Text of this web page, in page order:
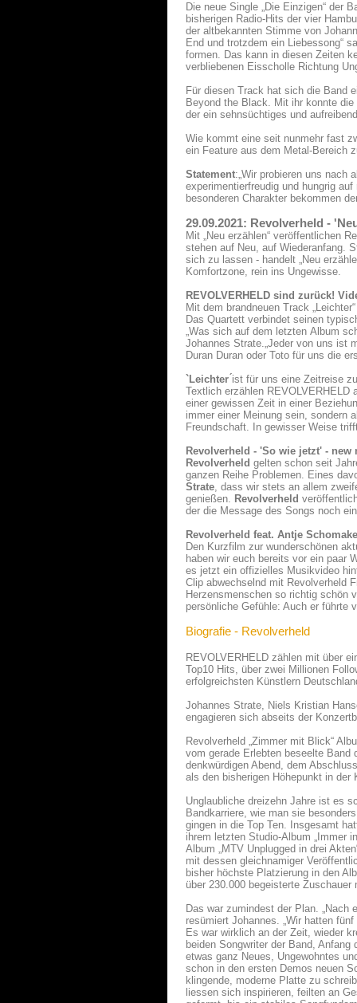
Die neue Single „Die Einzigen“ der
bisherigen Radio-Hits der vier
der altbekannten Stimme von
End und trotzdem ein Liebessong“
formen. Das kann in diesen Zeiten
verbliebenen Eisscholle Richtung
Für diesen Track hat sich die Band
Beyond the Black. Mit ihr konnte
der ein sehnsüchtiges und
Wie kommt eine seit nunmehr fast
ein Feature aus dem Metal-Bereich
Statement:„Wir probieren uns nach
experimentierfreudig und hungrig
besonderen Charakter bekommen
29.09.2021: Revolverheld -
Mit „Neu erzählen“ veröffentlichen
stehen auf Neu, auf Wiederanfang.
sich zu lassen - handelt „Neu
Komfortzone, rein ins Ungewisse.
REVOLVERHELD sind zurück!
Mit dem brandneuen Track
Das Quartett verbindet seinen
„Was sich auf dem letzten Album
Johannes Strate.„Jeder von uns ist
Duran Duran oder Toto für uns die
`Leichter ́ ist für uns eine Zeitreise
Textlich erzählen REVOLVERHELD
einer gewissen Zeit in einer
immer einer Meinung sein, sondern
Freundschaft. In gewisser Weise
Revolverheld - 'So wie jetzt' -
Revolverheld gelten schon seit
ganzen Reihe Problemen. Eines
Strate, dass wir stets an allem
genießen. Revolverheld
der die Message des Songs noch
Revolverheld feat. Antje
Den Kurzfilm zur wunderschönen
haben wir euch bereits vor ein paar
es jetzt ein offizielles Musikvideo
Clip abwechselnd mit Revolverheld
Herzensmenschen so richtig schön
persönliche Gefühle: Auch er führte
Biografie - Revolverheld
REVOLVERHELD zählen mit über
Top10 Hits, über zwei Millionen
erfolgreichsten Künstlern
Johannes Strate, Niels Kristian
engagieren sich abseits der
Revolverheld „Zimmer mit Blick“
vom gerade Erlebten beseelte Band
denkwürdigen Abend, dem
als den bisherigen Höhepunkt in der
Unglaubliche dreizehn Jahre ist es
Bandkarriere, wie man sie
gingen in die Top Ten. Insgesamt
ihrem letzten Studio-Album „Immer
Album „MTV Unplugged in drei
mit dessen gleichnamiger
bisher höchste Platzierung in den
über 230.000 begeisterte
Das war zumindest der Plan.
resümiert Johannes. „Wir hatten
Es war wirklich an der Zeit, wieder
beiden Songwriter der Band,
etwas ganz Neues, Ungewohntes
schon in den ersten Demos neuen
klingende, moderne Platte zu
liessen sich inspirieren, feilten an